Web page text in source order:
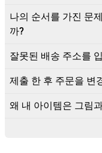
나의 순서를 가진 문
까?
잘못된 배송 주소를
제출 한 후 주문을 변
왜 내 아이템은 그림